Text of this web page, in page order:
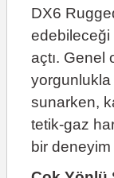
DX6
edebileceği
açtı. Genel
yorgunlukla
sunarken,
tetik-gaz
bir